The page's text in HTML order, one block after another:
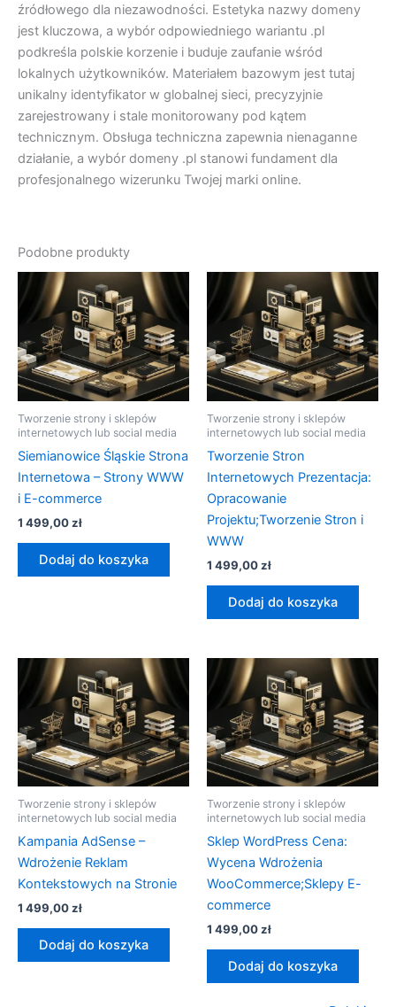
źródłowego dla niezawodności. Estetyka nazwy domeny
jest kluczowa, a wybór odpowiedniego wariantu .pl
podkreśla polskie korzenie i buduje zaufanie wśród
lokalnych użytkowników. Materiałem bazowym jest tutaj
unikalny identyfikator w globalnej sieci, precyzyjnie
zarejestrowany i stale monitorowany pod kątem
technicznym. Obsługa techniczna zapewnia nienaganne
działanie, a wybór domeny .pl stanowi fundament dla
profesjonalnego wizerunku Twojej marki online.
Podobne produkty
Tworzenie strony i sklepów
internetowych lub social media
Siemianowice Śląskie Strona
Internetowa – Strony WWW
i E-commerce
1 499,00zł
Dodaj do koszyka
Tworzenie strony i sklepów
internetowych lub social media
Tworzenie Stron
Internetowych Prezentacja:
Opracowanie
Projektu;Tworzenie Stron i
WWW
1 499,00zł
Dodaj do koszyka
Tworzenie strony i sklepów
internetowych lub social media
Kampania AdSense –
Wdrożenie Reklam
Kontekstowych na Stronie
1 499,00zł
Dodaj do koszyka
Tworzenie strony i sklepów
internetowych lub social media
Sklep WordPress Cena:
Wycena Wdrożenia
WooCommerce;Sklepy E-
commerce
1 499,00zł
Dodaj do koszyka